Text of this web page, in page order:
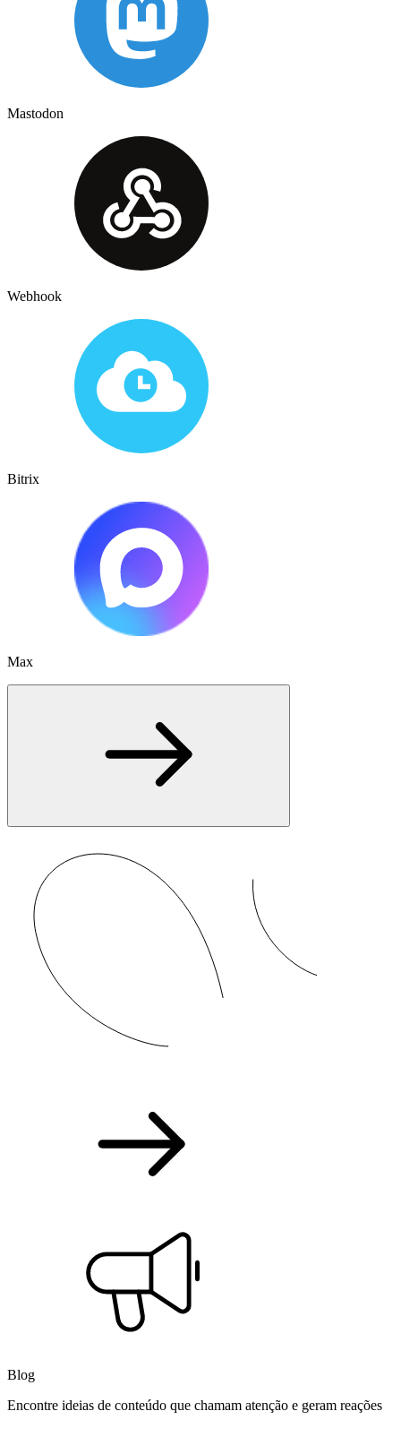
Mastodon
Webhook
Bitrix
Max
Blog
Encontre ideias de conteúdo que chamam atenção e geram reações